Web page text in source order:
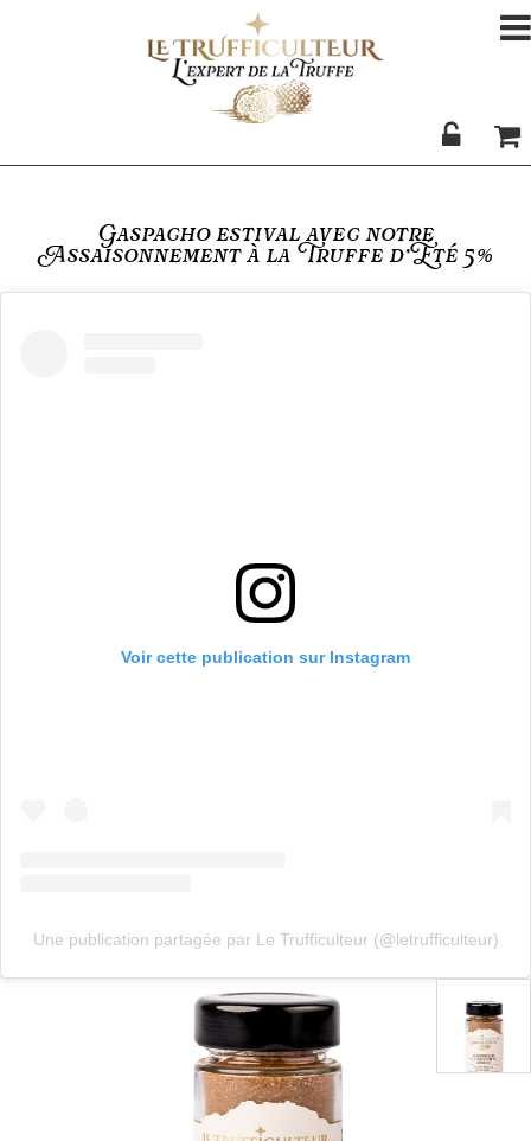
Gaspacho estival avec notre
Assaisonnement à la Truffe d’Été 5%
Voir cette publication sur Instagram
Une publication partagée par Le Trufficulteur (@letrufficulteur)